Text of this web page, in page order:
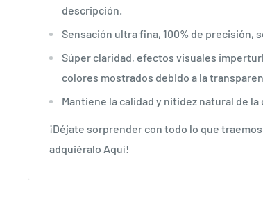
descripción.
Sensación ultra fina, 100% de precisión,
Súper claridad, efectos visuales
colores mostrados debido a la
Mantiene la calidad y nitidez natural de la
¡Déjate sorprender con todo lo que
adquiéralo Aquí!